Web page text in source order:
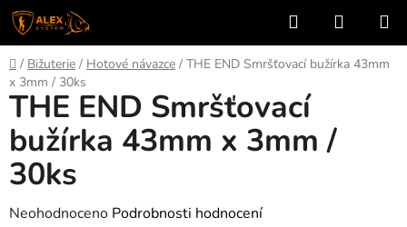
Přejít
na
obsah
Hledat
KOŠÍK
Domů
/ Bižuterie / Hotové návazce / THE END Smršťovací bužírka 43mm
x 3mm / 30ks
THE END Smršťovací
bužírka 43mm x 3mm /
30ks
Průměrné
Neohodnoceno Podrobnosti hodnocení